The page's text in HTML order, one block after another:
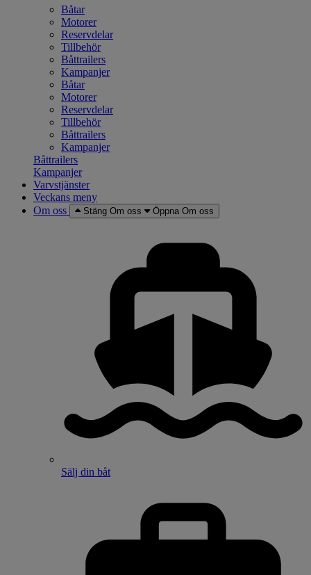
Båtar
Motorer
Reservdelar
Tillbehör
Båttrailers
Kampanjer
Båtar
Motorer
Reservdelar
Tillbehör
Båttrailers
Kampanjer
Båttrailers
Kampanjer
Varvstjänster
Veckans meny
Om oss
Stäng Om oss Öppna Om oss
Sälj din båt